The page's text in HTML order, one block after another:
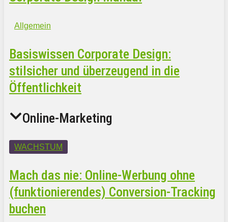
Allgemein
Basiswissen Corporate Design:
stilsicher und überzeugend in die
Öffentlichkeit
Online-Marketing
WACHSTUM
Mach das nie: Online-Werbung ohne
(funktionierendes) Conversion-Tracking
buchen